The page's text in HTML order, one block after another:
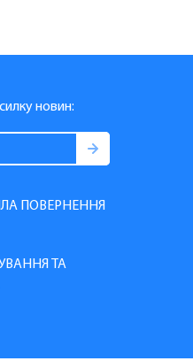
новин:
ПОВЕРНЕННЯ
ТА